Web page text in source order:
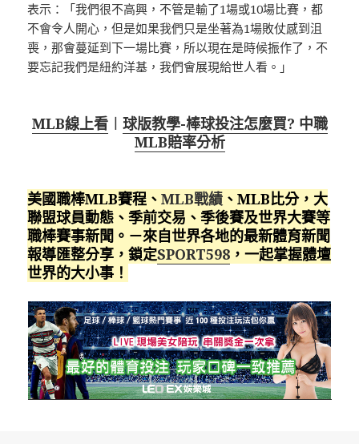
表示：「我們很不高興，不管是輸了1場或10場比賽，都
不會令人開心，但是如果我們只是坐著為1場敗仗感到沮
喪，那會蔓延到下一場比賽，所以現在是時候振作了，不
要忘記我們是紐約洋基，我們會展現給世人看。」
MLB線上看︱ 球版教學-棒球投注怎麼買? 中職
MLB賠率分析
美國職棒MLB賽程、MLB戰績 、MLB比分，大
聯盟球員動態、季前交易、季後賽及世界大賽等
職棒賽事新聞。－來自世界各地的最新體育新聞
報導匯整分享，鎖定SPORT598 ，一起掌握體壇
世界的大小事！